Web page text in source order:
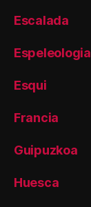
Escalada
Espeleologia
Esqui
Francia
Guipuzkoa
Huesca